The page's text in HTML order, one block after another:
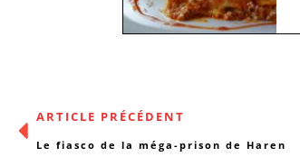
ARTICLE PRÉCÉDENT
Le fiasco de la méga-prison de Haren